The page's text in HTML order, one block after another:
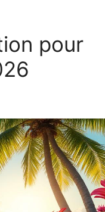
pour